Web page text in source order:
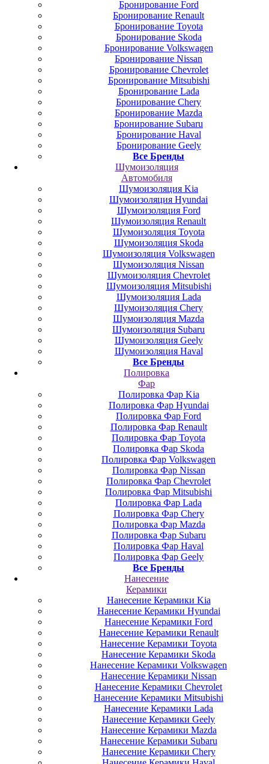
Бронирование Ford
Бронирование Renault
Бронирование Toyota
Бронирование Skoda
Бронирование Volkswagen
Бронирование Nissan
Бронирование Chevrolet
Бронирование Mitsubishi
Бронирование Lada
Бронирование Chery
Бронирование Mazda
Бронирование Subaru
Бронирование Haval
Бронирование Geely
Все Бренды
Шумоизоляция
Автомобиля
Шумоизоляция Kia
Шумоизоляция Hyundai
Шумоизоляция Ford
Шумоизоляция Renault
Шумоизоляция Toyota
Шумоизоляция Skoda
Шумоизоляция Volkswagen
Шумоизоляция Nissan
Шумоизоляция Chevrolet
Шумоизоляция Mitsubishi
Шумоизоляция Lada
Шумоизоляция Chery
Шумоизоляция Mazda
Шумоизоляция Subaru
Шумоизоляция Geely
Шумоизоляция Haval
Все Бренды
Полировка
Фар
Полировка Фар Kia
Полировка Фар Hyundai
Полировка Фар Ford
Полировка Фар Renault
Полировка Фар Toyota
Полировка Фар Skoda
Полировка Фар Volkswagen
Полировка Фар Nissan
Полировка Фар Chevrolet
Полировка Фар Mitsubishi
Полировка Фар Lada
Полировка Фар Chery
Полировка Фар Mazda
Полировка Фар Subaru
Полировка Фар Haval
Полировка Фар Geely
Все Бренды
Нанесение
Керамики
Нанесение Керамики Kia
Нанесение Керамики Hyundai
Нанесение Керамики Ford
Нанесение Керамики Renault
Нанесение Керамики Toyota
Нанесение Керамики Skoda
Нанесение Керамики Volkswagen
Нанесение Керамики Nissan
Нанесение Керамики Chevrolet
Нанесение Керамики Mitsubishi
Нанесение Керамики Lada
Нанесение Керамики Geely
Нанесение Керамики Mazda
Нанесение Керамики Subaru
Нанесение Керамики Chery